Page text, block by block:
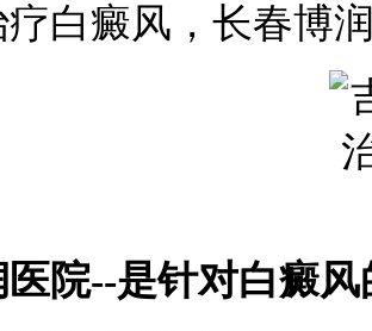
疗白癜风，长春博
院--是针对白癜